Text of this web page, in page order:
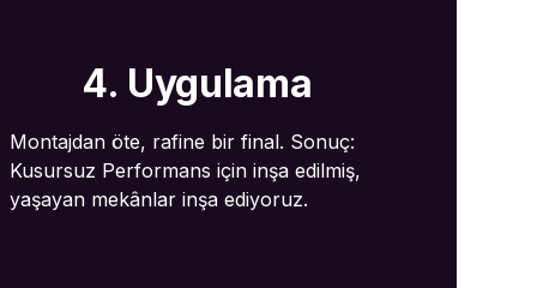
4. Uygulama
Montajdan öte, rafine bir final. Sonuç:
Kusursuz Performans için inşa edilmiş,
yaşayan mekânlar inşa ediyoruz.